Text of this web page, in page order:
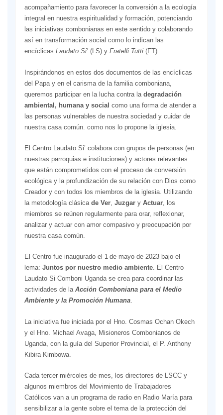
acompañamiento para favorecer la conversión a la ecología
integral en nuestra espiritualidad y formación, potenciando
las iniciativas combonianas en este sentido y colaborando
así en transformación social como lo indican las
encíclicas Laudato Si’(LS) y Fratelli Tutti(FT).
Inspirándonos en estos dos documentos de las encíclicas
del Papa y en el carisma de la familia comboniana,
queremos participar en la lucha contra la degradación
ambiental, humana y social como una forma de atender a
las personas vulnerables de nuestra sociedad y cuidar de
nuestra casa común. como nos lo propone la iglesia.
El Centro Laudato Si’ colabora con grupos de personas (en
nuestras parroquias e instituciones) y actores relevantes
que están comprometidos con el proceso de conversión
ecológica y la profundización de su relación con Dios como
Creador y con todos los miembros de la iglesia. Utilizando
la metodología clásica de Ver, Juzgary Actuar, los
miembros se reúnen regularmente para orar, reflexionar,
analizar y actuar con amor compasivo y preocupación por
nuestra casa común.
El Centro fue inaugurado el 1 de mayo de 2023 bajo el
lema: Juntos por nuestro medio ambiente. El Centro
Laudato Si Comboni Uganda se crea para coordinar las
actividades de la Acción Comboniana para el Medio
Ambiente y la Promoción Humana.
La iniciativa fue iniciada por el Hno. Cosmas Ochan Okech
y el Hno. Michael Avaga, Misioneros Combonianos de
Uganda, con la guía del Superior Provincial, el P. Anthony
Kibira Kimbowa.
Cada tercer miércoles de mes, los directores de LSCC y
algunos miembros del Movimiento de Trabajadores
Católicos van a un programa de radio en Radio María para
sensibilizar a la gente sobre el tema de la protección del